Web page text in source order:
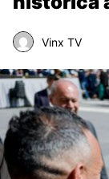
Vinx TV